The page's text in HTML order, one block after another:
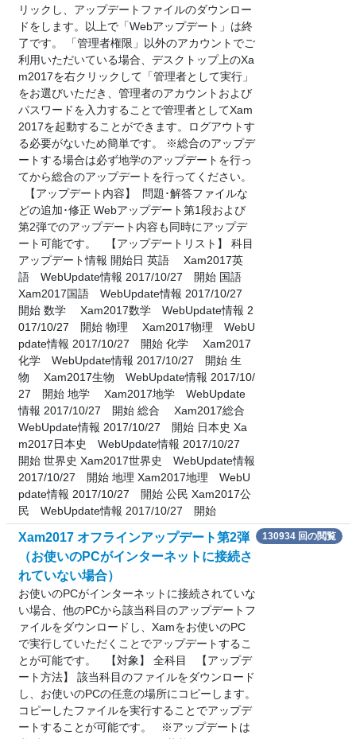
リックし、アップデートファイルのダウンロー
ドをします。以上で「Webアップデート」は終
了です。 「管理者権限」以外のアカウントでご
利用いただいている場合、デスクトップ上のXa
m2017を右クリックして「管理者として実行」
をお選びいただき、管理者のアカウントおよび
パスワードを入力することで管理者としてXam
2017を起動することができます。ログアウトす
る必要がないため簡単です。 ※総合のアップデ
ートする場合は必ず地学のアップデートを行っ
てから総合のアップデートを行ってください。
【アップデート内容】 問題･解答ファイルな
どの追加･修正 Webアップデート第1段および
第2弾でのアップデート内容も同時にアップデ
ート可能です。 【アップデートリスト】 科目
アップデート情報 開始日 英語 Xam2017英
語 WebUpdate情報 2017/10/27 開始 国語
Xam2017国語 WebUpdate情報 2017/10/27
開始 数学 Xam2017数学 WebUpdate情報 2
017/10/27 開始 物理 Xam2017物理 WebU
pdate情報 2017/10/27 開始 化学 Xam2017
化学 WebUpdate情報 2017/10/27 開始 生
物 Xam2017生物 WebUpdate情報 2017/10/
27 開始 地学 Xam2017地学 WebUpdate
情報 2017/10/27 開始 総合 Xam2017総合
WebUpdate情報 2017/10/27 開始 日本史 Xa
m2017日本史 WebUpdate情報 2017/10/27
開始 世界史 Xam2017世界史 WebUpdate情報
2017/10/27 開始 地理 Xam2017地理 WebU
pdate情報 2017/10/27 開始 公民 Xam2017公
民 WebUpdate情報 2017/10/27 開始
Xam2017 オフラインアップデート第2弾
（お使いのPCがインターネットに接続さ
れていない場合）
お使いのPCがインターネットに接続されていな
い場合、他のPCから該当科目のアップデートフ
ァイルをダウンロードし、Xamをお使いのPC
で実行していただくことでアップデートするこ
とが可能です。 【対象】 全科目 【アップデ
ート方法】 該当科目のファイルをダウンロード
し、お使いのPCの任意の場所にコピーします。
コピーしたファイルを実行することでアップデ
ートすることが可能です。 ※アップデートは
130934 回の閲覧